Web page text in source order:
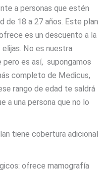
a personas que estén
de 18 a 27 años. Este plan
es un descuento a la
No es nuestra
pero es así, supongamos
completo de Medicus,
rango de edad te saldrá
a una persona que no lo
tiene cobertura adicional
ofrece mamografía